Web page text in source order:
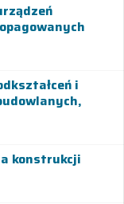
i
konstrukcji